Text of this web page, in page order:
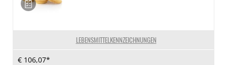
LEBENSMITTELKENNZEICHNUNGEN
€ 106,07*